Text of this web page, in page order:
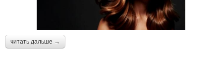
читать дальше →